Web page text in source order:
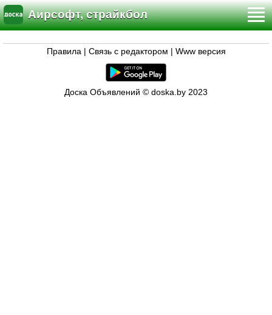
Аирсофт, страйкбол
Правила Связь с редактором Www версия
Доска Объявлений © doska.by 2023